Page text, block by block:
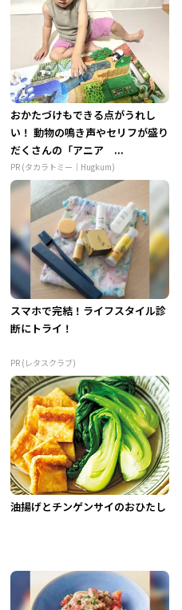
おかたづけもできる点がうれし
い！ 動物の鳴き声やセリフが盛り
だくさんの「アニア ...
PR (タカラトミー｜Hugkum)
スマホで完結！ライフスタイル診
断にトライ！
PR (レタスクラブ)
油揚げとチンゲンサイのおひたし